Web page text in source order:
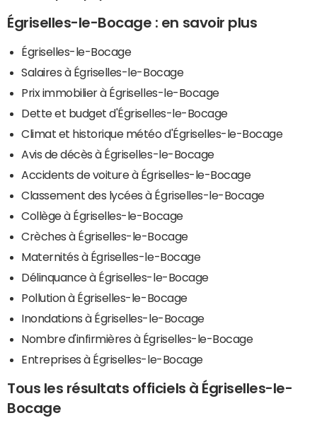
Égriselles-le-Bocage : en savoir plus
Égriselles-le-Bocage
Salaires à Égriselles-le-Bocage
Prix immobilier à Égriselles-le-Bocage
Dette et budget d'Égriselles-le-Bocage
Climat et historique météo d'Égriselles-le-Bocage
Avis de décès à Égriselles-le-Bocage
Accidents de voiture à Égriselles-le-Bocage
Classement des lycées à Égriselles-le-Bocage
Collège à Égriselles-le-Bocage
Crèches à Égriselles-le-Bocage
Maternités à Égriselles-le-Bocage
Délinquance à Égriselles-le-Bocage
Pollution à Égriselles-le-Bocage
Inondations à Égriselles-le-Bocage
Nombre d'infirmières à Égriselles-le-Bocage
Entreprises à Égriselles-le-Bocage
Tous les résultats officiels à Égriselles-le-
Bocage